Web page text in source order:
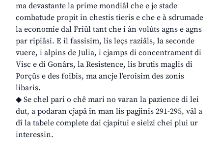
ma devastante la prime mondiâl che e je stade
combatude propit in chestis tieris e che e à sdrumade
la economie dal Friûl tant che i àn volûts agns e agns
par ripiâsi. E il fassisim, lis leçs raziâls, la seconde
vuere, i alpins de Julia, i cjamps di concentrament di
Visc e di Gonârs, la Resistence, lis brutis maglis di
Porçûs e des foibis, ma ancje l’eroisim des zonis
libaris.
◆ Se chel pari o chê mari no varan la pazience di lei
dut, a podaran cjapâ in man lis pagjinis 291-295, vâl a
dî la tabele complete dai cjapitui e sielzi chei plui ur
interessin.